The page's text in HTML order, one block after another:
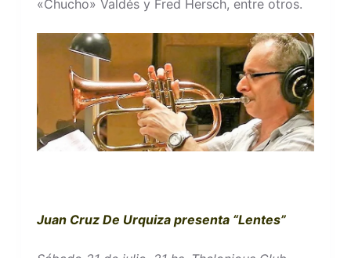
«Chucho» Valdés y Fred Hersch, entre otros.
Juan Cruz De Urquiza presenta “Lentes”